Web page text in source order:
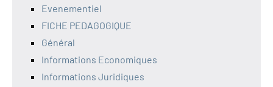
Evenementiel
FICHE PEDAGOGIQUE
Général
Informations Economiques
Informations Juridiques